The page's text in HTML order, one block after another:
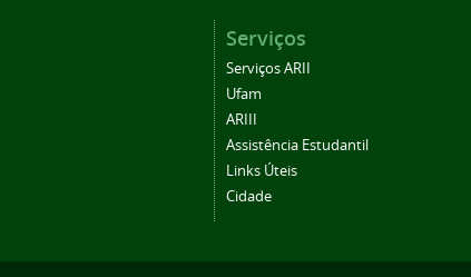
Serviços
Serviços ARII
Ufam
ARIII
Assistência Estudantil
Links Úteis
Cidade